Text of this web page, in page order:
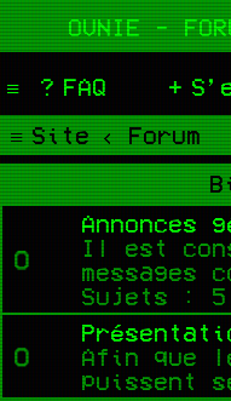
OVNIE -
FAQ
Site Forum
Annonces
Il est
messages
Sujets : 5
Afin que
puissent